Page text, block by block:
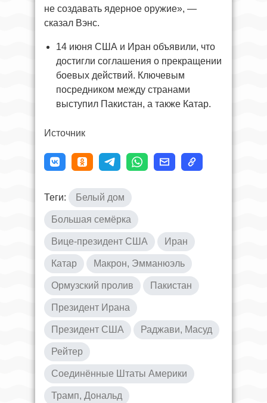
не создавать ядерное оружие», —
сказал Вэнс.
14 июня США и Иран объявили, что
достигли соглашения о прекращении
боевых действий. Ключевым
посредником между странами
выступил Пакистан, а также Катар.
Источник
Теги: Белый дом
Большая семёрка
Вице-президент США Иран
Катар Макрон, Эмманюэль
Ормузский пролив Пакистан
Президент Ирана
Президент США Раджави, Масуд
Рейтер
Соединённые Штаты Америки
Трамп, Дональд